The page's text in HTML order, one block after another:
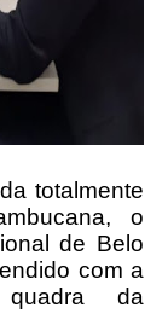
totalmente
o
de Belo
com a
quadra da